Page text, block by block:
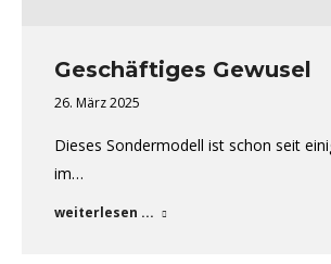
Geschäftiges Gewusel
26. März 2025
Dieses Sondermodell ist schon seit
im…
weiterlesen ...